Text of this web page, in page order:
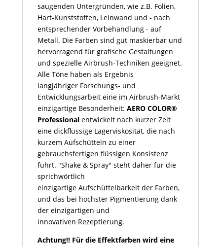
saugenden Untergründen, wie z.B. Folien,
Hart-Kunststoffen, Leinwand und - nach
entsprechender Vorbehandlung - auf
Metall. Die Farben sind gut maskierbar und
hervorragend für grafische Gestaltungen
und spezielle Airbrush-Techniken geeignet.
Alle Töne haben als Ergebnis
langjähriger Forschungs- und
Entwicklungsarbeit eine im Airbrush-Markt
einzigartige Besonderheit: AERO COLOR®
Professional entwickelt nach kurzer Zeit
eine dickflüssige Lagerviskosität, die nach
kurzem Aufschütteln zu einer
gebrauchsfertigen flüssigen Konsistenz
führt. "Shake & Spray" steht daher für die
sprichwörtlich
einzigartige Aufschüttelbarkeit der Farben,
und das bei höchster Pigmentierung dank
der einzigartigen und
innovativen Rezeptierung.
Achtung!! Für die Effektfarben wird eine